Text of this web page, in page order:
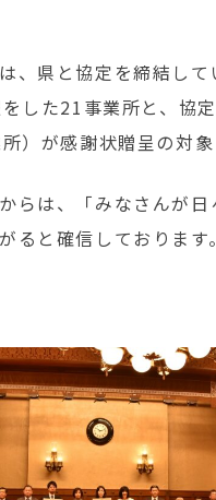
、県と協定を締結し
した21事業所と、協
）が感謝状贈呈の対象
らは、「みなさんが
ると確信しておりま